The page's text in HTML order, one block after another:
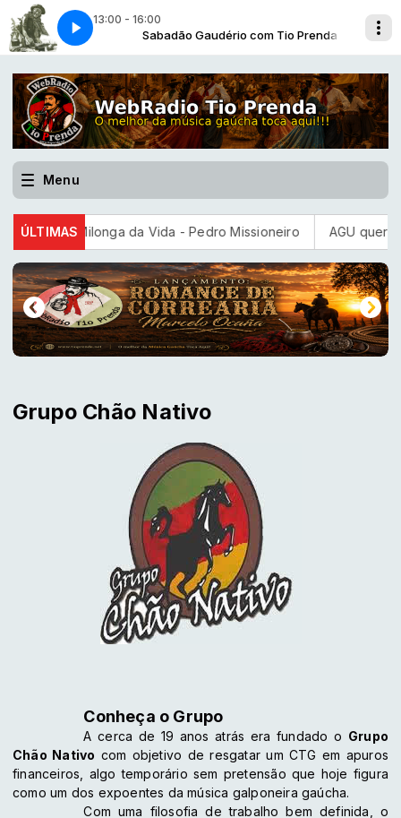
13:00 - 16:00
Prenda Sabadão Gaudério com Tio Prenda
1961] Chimarreando Sozinho [Teixeirinha-1961]
Menu
ÚLTIMAS
- Milonga da Vida - Pedro Missioneiro AGU quer
Grupo Chão Nativo
Conheça o Grupo
A cerca de 19 anos atrás era fundado o Grupo
Chão Nativo com objetivo de resgatar um CTG em apuros
financeiros, algo temporário sem pretensão que hoje figura
como um dos expoentes da música galponeira gaúcha.
Com uma filosofia de trabalho bem definida, o